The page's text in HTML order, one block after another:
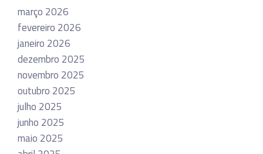
março 2026
fevereiro 2026
janeiro 2026
dezembro 2025
novembro 2025
outubro 2025
julho 2025
junho 2025
maio 2025